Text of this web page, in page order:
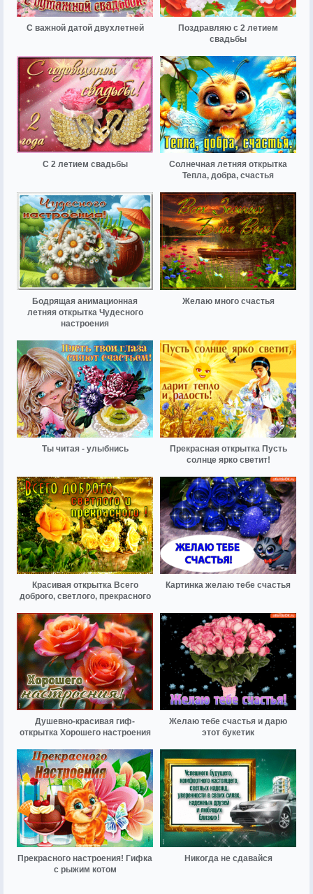
С важной датой двухлетней
Поздравляю с 2 летием
свадьбы
С 2 летием свадьбы
Солнечная летняя открытка
Тепла, добра, счастья
Бодрящая анимационная
летняя открытка Чудесного
настроения
Желаю много счастья
Ты читая - улыбнись
Прекрасная открытка Пусть
солнце ярко светит!
Красивая открытка Всего
доброго, светлого, прекрасного
Картинка желаю тебе счастья
Душевно-красивая гиф-
открытка Хорошего настроения
Желаю тебе счастья и дарю
этот букетик
Прекрасного настроения! Гифка
с рыжим котом
Никогда не сдавайся